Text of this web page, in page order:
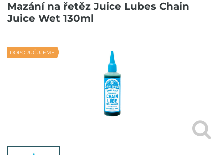
Mazání na řetěz Juice Lubes Chain
Juice Wet 130ml
DOPORUČUJEME